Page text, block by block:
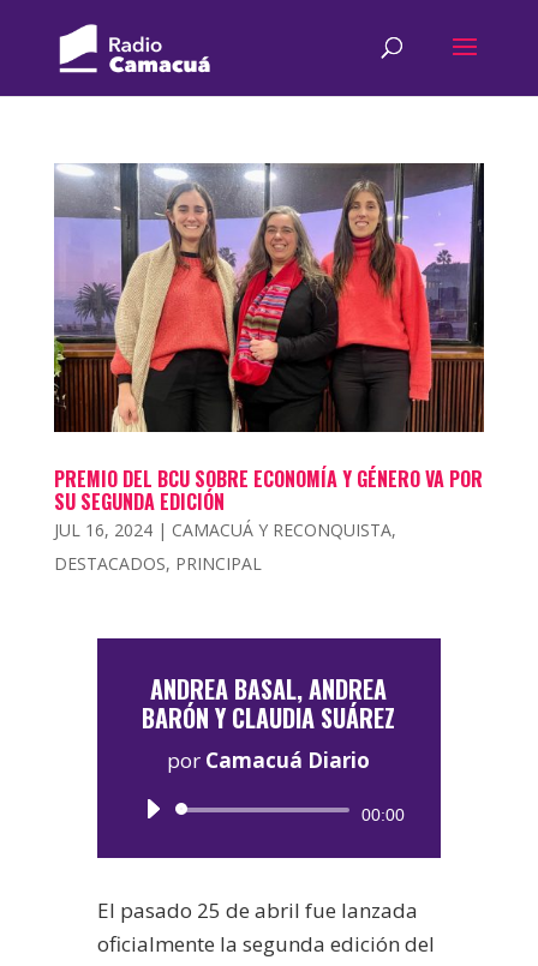
PREMIO DEL BCU SOBRE ECONOMÍA Y GÉNERO VA POR
SU SEGUNDA EDICIÓN
JUL 16, 2024| CAMACUÁ Y RECONQUISTA,
DESTACADOS, PRINCIPAL
ANDREA BASAL, ANDREA
BARÓN Y CLAUDIA SUÁREZ
por Camacuá Diario
Reproductor
00:00
El pasado 25 de abril fue lanzada
oficialmente la segunda edición del